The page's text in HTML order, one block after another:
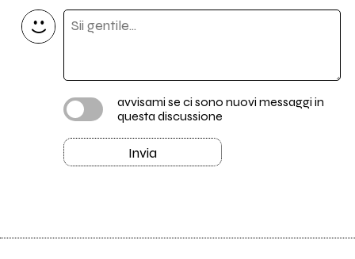
avvisami se ci sono nuovi messaggi in
questa discussione
Invia